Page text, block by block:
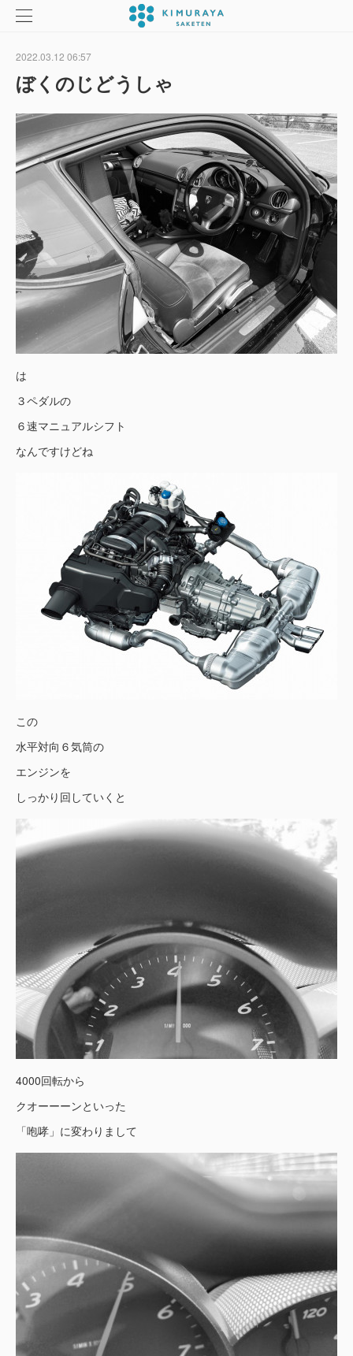
2022.03.12 06:57
ぼくのじどうしゃ
は
３ペダルの
６速マニュアルシフト
なんですけどね
この
水平対向６気筒の
エンジンを
しっかり回していくと
4000回転から
クオーーーンといった
「咆哮」に変わりまして